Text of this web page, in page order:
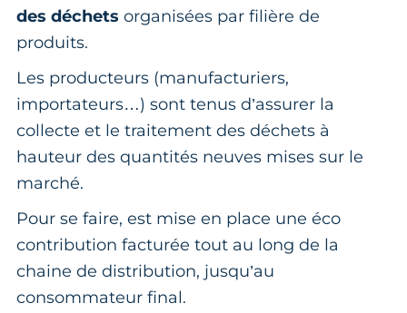
des déchets organisées par filière de
produits.
Les producteurs (manufacturiers,
importateurs…) sont tenus d’assurer la
collecte et le traitement des déchets à
hauteur des quantités neuves mises sur le
marché.
Pour se faire, est mise en place une éco
contribution facturée tout au long de la
chaine de distribution, jusqu’au
consommateur final.